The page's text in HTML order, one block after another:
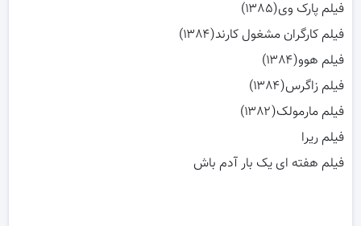
فیلم پارک وی(۱۳۸۵)
فیلم کارگران مشغول کارند(۱۳۸۴)
فیلم هوو(۱۳۸۴)
فیلم زاگرس(۱۳۸۴)
فیلم مارمولک(۱۳۸۲)
فیلم ریرا
فیلم هفته ای یک بار آدم باش